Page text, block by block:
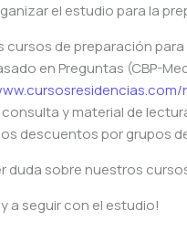
el estudio para la
cursos de preparación para
en Preguntas (CBP-
y material de
descuentos por grupos
duda sobre nuestros
y a seguir con el estudio!